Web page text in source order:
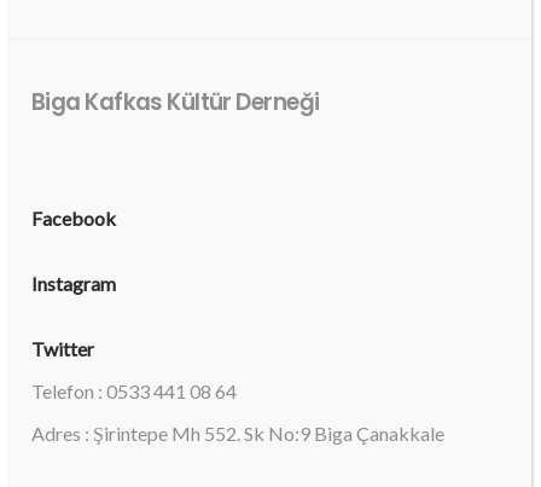
Biga Kafkas Kültür Derneği
Facebook
Instagram
Twitter
Telefon : 0533 441 08 64
Adres : Şirintepe Mh 552. Sk No:9 Biga Çanakkale